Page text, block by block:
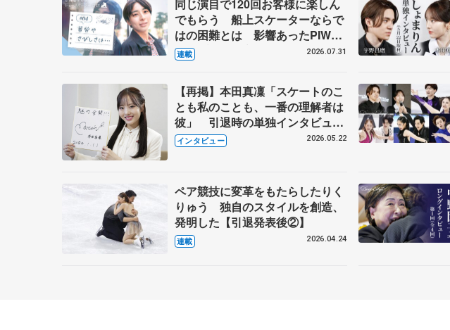
同じ演目で120回お客様に楽しん
でもらう 船上スケーターならで
はの困難とは 影響あったPIW前
キャプテン松永さんの存在
連載 2026.07.31
【再掲】本田真凜「スケートのこ
とも私のことも、一番の理解者は
彼」 引退時の単独インタビュー
で語った競技人生や家族、恋人、
インタビュー 2026.05.22
ペア競技に変革をもたらしたりく
りゅう 独自のスタイルを創造、
発明した【引退発表後②】
連載 2026.04.24